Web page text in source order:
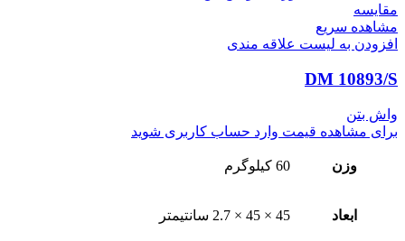
مقایسه
مشاهده سریع
افزودن به لیست علاقه مندی
DM 10893/S
واش بتن
برای مشاهده قیمت وارد حساب کاربری شوید
وزن 60 کیلوگرم
ابعاد 45 × 45 × 2.7 سانتیمتر